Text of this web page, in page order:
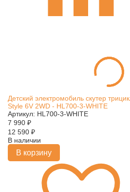
Детский электромобиль скутер
Style 6V 2WD - HL700-3-WHITE
Артикул: HL700-3-WHITE
7 990 ₽
12 590 ₽
В наличии
В корзину